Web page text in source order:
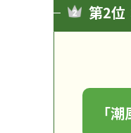
第2位
「